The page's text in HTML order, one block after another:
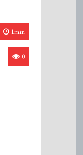
1min
0